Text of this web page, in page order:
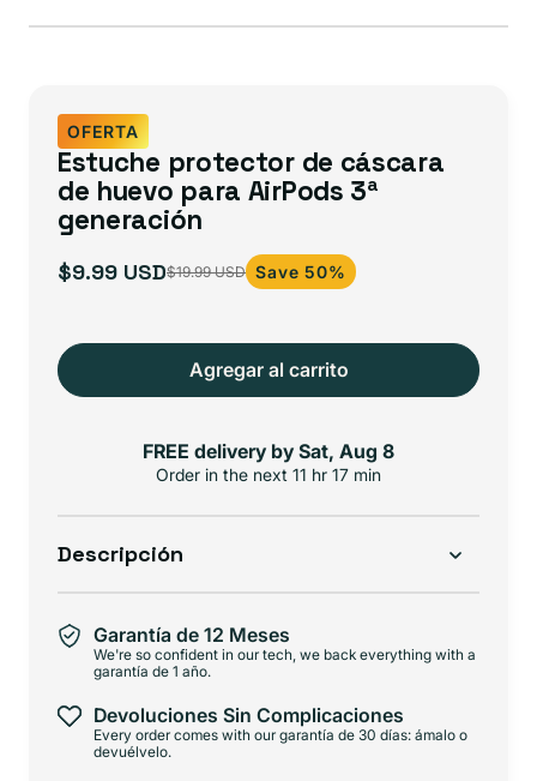
OFERTA
Estuche protector de cáscara
de huevo para AirPods 3ª
generación
Precio
$9.99 USD
Precio
$19.99 USD Save 50%
Agregar al carrito
FREE delivery by Sat, Aug 8
Order in the next 11 hr 17 min
Descripción
Garantía de 12 Meses
We're so confident in our tech, we back everything with a
garantía de 1 año.
Devoluciones Sin Complicaciones
Every order comes with our garantía de 30 días: ámalo o
devuélvelo.